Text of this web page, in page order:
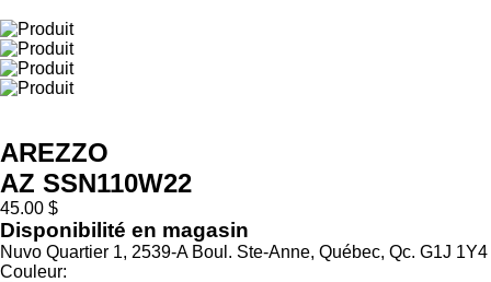
AREZZO
AZ SSN110W22
45.00 $
Disponibilité en magasin
Nuvo Quartier 1, 2539-A Boul. Ste-Anne, Québec, Qc. G1J 1Y4
Couleur: